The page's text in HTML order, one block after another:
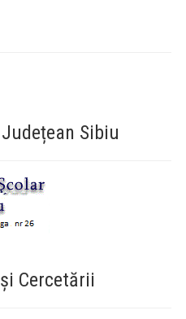
Sibiu
Cercetării